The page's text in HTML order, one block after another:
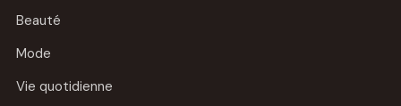
Beauté
Mode
Vie quotidienne